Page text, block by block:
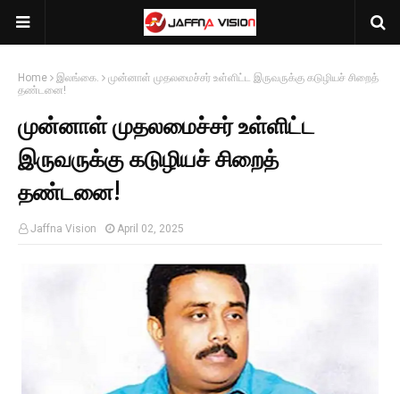
Home இலங்கை.
முன்னாள் முதலமைச்சர் உள்ளிட்ட இருவருக்கு கடுழியச் சிறைத்
தண்டனை!
முன்னாள் முதலமைச்சர் உள்ளிட்ட
இருவருக்கு கடுழியச் சிறைத்
தண்டனை!
Jaffna Vision April 02, 2025